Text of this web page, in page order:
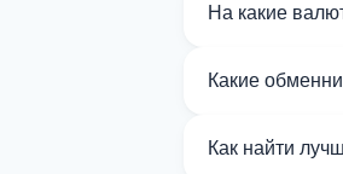
На какие
Какие
Как найти